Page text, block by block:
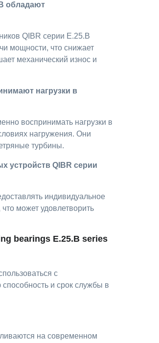
обладают
QIBR серии E.25.B
мощности, что снижает
механический износ и
нагрузки в
воспринимать нагрузки в
нагружения. Они
турбины.
устройств QIBR серии
индивидуальное
может удовлетворить
bearings E.25.B series
с
и срок службы в
на современном